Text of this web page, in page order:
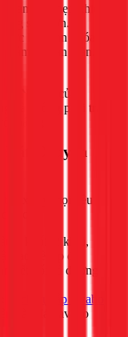
chật hẹp, thiếu
sức hơn.
hay van khóa
đảm bảo an toàn.
PHÍ
của
và không phải trả
báo giá.
Đặt Chuyên
thể xử lý mọi yêu
cấp:
1 khối, 2 khối,
cao về lắp đặt
kết nối cả đường
Dịch vụ lắp lavabo
bàn đá, lavabo